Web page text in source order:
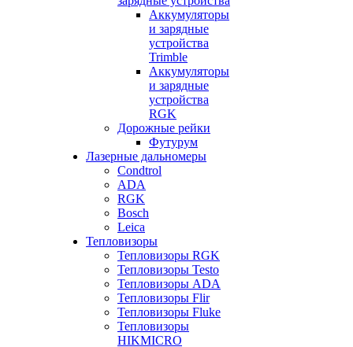
Аккумуляторы
и зарядные
устройства
Trimble
Аккумуляторы
и зарядные
устройства
RGK
Дорожные рейки
Футурум
Лазерные дальномеры
Condtrol
ADA
RGK
Bosch
Leica
Тепловизоры
Тепловизоры RGK
Тепловизоры Testo
Тепловизоры ADA
Тепловизоры Flir
Тепловизоры Fluke
Тепловизоры
HIKMICRO